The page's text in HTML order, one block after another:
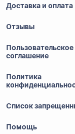
Доставка и оплата
Отзывы
Пользовательское
соглашение
Политика
Список
Помощь